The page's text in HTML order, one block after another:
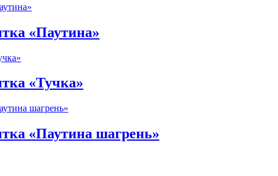
«Паутина»
«Тучка»
«Паутина шагрень»